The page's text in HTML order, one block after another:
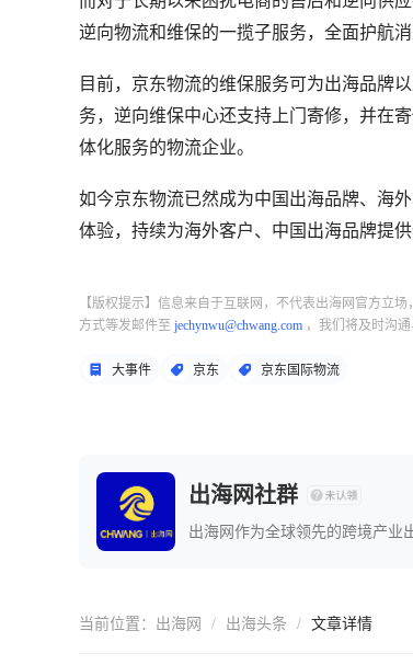
逆向物流和维保的一揽子服务，全面护航消
目前，京东物流的维保服务可为出海品牌
务，逆向维保中心还支持上门寄修，并在
体化服务的物流企业。
如今京东物流已然成为中国出海品牌、海
体验，持续为海外客户、中国出海品牌提
【版权提示】信息来自于互联网，不代表出海网官方立
方式等发邮件至 jechynwu@chwang.com ，我们将及时沟
大事件 京东 京东国际物流
出海网社群
出海网作为全球领先的跨境产业
当前位置： 出海网 / 出海头条 / 文章详情